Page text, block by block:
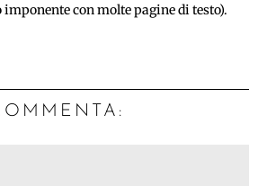
con molte pagine di testo).
OMMENTA: